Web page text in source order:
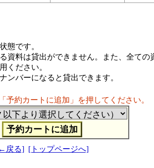
態です。
資料は貸出ができません。また、全て
ください。
ンバーになると貸出できます。
予約カートに追加」を押してください。
戻る] [トップページへ]